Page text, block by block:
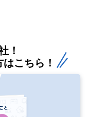
！
こちら！